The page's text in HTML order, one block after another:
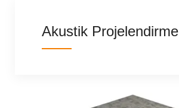
Akustik Projelendirme